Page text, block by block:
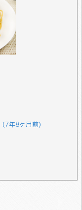
(7年8ヶ月前)